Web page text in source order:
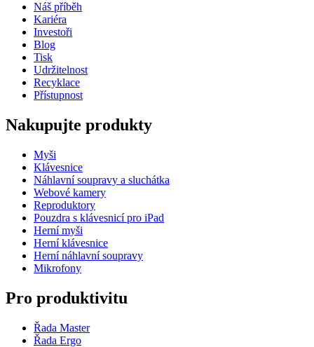
Náš příběh
Kariéra
Investoři
Blog
Tisk
Udržitelnost
Recyklace
Přístupnost
Nakupujte produkty
Myši
Klávesnice
Náhlavní soupravy a sluchátka
Webové kamery
Reproduktory
Pouzdra s klávesnicí pro iPad
Herní myši
Herní klávesnice
Herní náhlavní soupravy
Mikrofony
Pro produktivitu
Řada Master
Řada Ergo